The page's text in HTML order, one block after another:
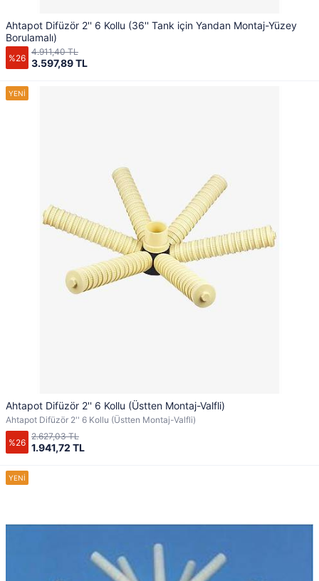
Ahtapot Difüzör 2'' 6 Kollu (36'' Tank için Yandan Montaj-Yüzey
Borulamalı)
%26 3.597,89 TL
4.911,40 TL
Ahtapot Difüzör 2'' 6 Kollu (Üstten Montaj-Valfli)
Ahtapot Difüzör 2'' 6 Kollu (Üstten Montaj-Valfli)
%26 1.941,72 TL
2.627,03 TL